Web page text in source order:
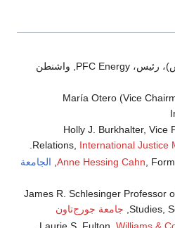
، (الرئيس)، رئيس، PFC Energy, واشنطن
María Otero
Holly J.
Relations,
Anne الجامعة
, James R.
جورج‌تاون
Laurie S. Fulton,